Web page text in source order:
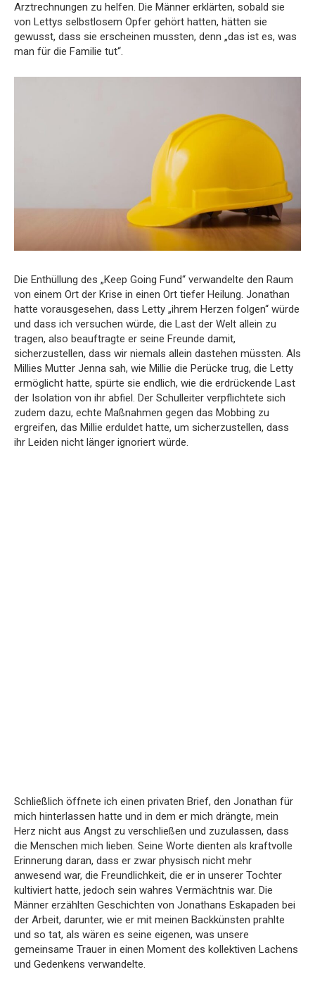
Arztrechnungen zu helfen. Die Männer erklärten, sobald sie
von Lettys selbstlosem Opfer gehört hatten, hätten sie
gewusst, dass sie erscheinen mussten, denn „das ist es, was
man für die Familie tut“.
Die Enthüllung des „Keep Going Fund“ verwandelte den Raum
von einem Ort der Krise in einen Ort tiefer Heilung. Jonathan
hatte vorausgesehen, dass Letty „ihrem Herzen folgen“ würde
und dass ich versuchen würde, die Last der Welt allein zu
tragen, also beauftragte er seine Freunde damit,
sicherzustellen, dass wir niemals allein dastehen müssten. Als
Millies Mutter Jenna sah, wie Millie die Perücke trug, die Letty
ermöglicht hatte, spürte sie endlich, wie die erdrückende Last
der Isolation von ihr abfiel. Der Schulleiter verpflichtete sich
zudem dazu, echte Maßnahmen gegen das Mobbing zu
ergreifen, das Millie erduldet hatte, um sicherzustellen, dass
ihr Leiden nicht länger ignoriert würde.
Schließlich öffnete ich einen privaten Brief, den Jonathan für
mich hinterlassen hatte und in dem er mich drängte, mein
Herz nicht aus Angst zu verschließen und zuzulassen, dass
die Menschen mich lieben. Seine Worte dienten als kraftvolle
Erinnerung daran, dass er zwar physisch nicht mehr
anwesend war, die Freundlichkeit, die er in unserer Tochter
kultiviert hatte, jedoch sein wahres Vermächtnis war. Die
Männer erzählten Geschichten von Jonathans Eskapaden bei
der Arbeit, darunter, wie er mit meinen Backkünsten prahlte
und so tat, als wären es seine eigenen, was unsere
gemeinsame Trauer in einen Moment des kollektiven Lachens
und Gedenkens verwandelte.